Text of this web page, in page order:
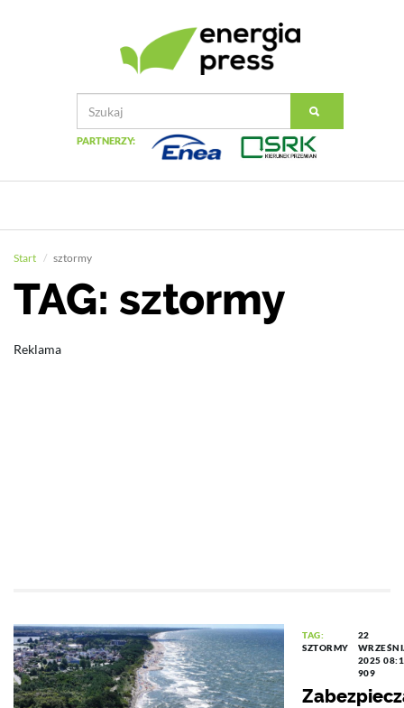
PARTNERZY:
Start sztormy
TAG: sztormy
Reklama
TAG:
SZTORMY
22
2025
909